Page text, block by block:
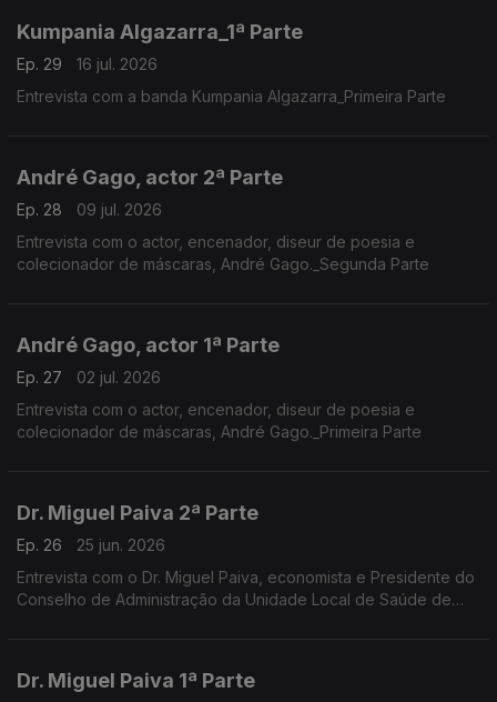
Kumpania Algazarra_1ª Parte
Ep. 29
16 jul. 2026
Entrevista com a banda Kumpania Algazarra_Primeira Parte
André Gago, actor 2ª Parte
Ep. 28
09 jul. 2026
Entrevista com o actor, encenador, diseur de poesia e
colecionador de máscaras, André Gago._Segunda Parte
André Gago, actor 1ª Parte
Ep. 27
02 jul. 2026
Entrevista com o actor, encenador, diseur de poesia e
colecionador de máscaras, André Gago._Primeira Parte
Dr. Miguel Paiva 2ª Parte
Ep. 26
25 jun. 2026
Entrevista com o Dr. Miguel Paiva, economista e Presidente do
Conselho de Administração da Unidade Local de Saúde de
Dr. Miguel Paiva 1ª Parte